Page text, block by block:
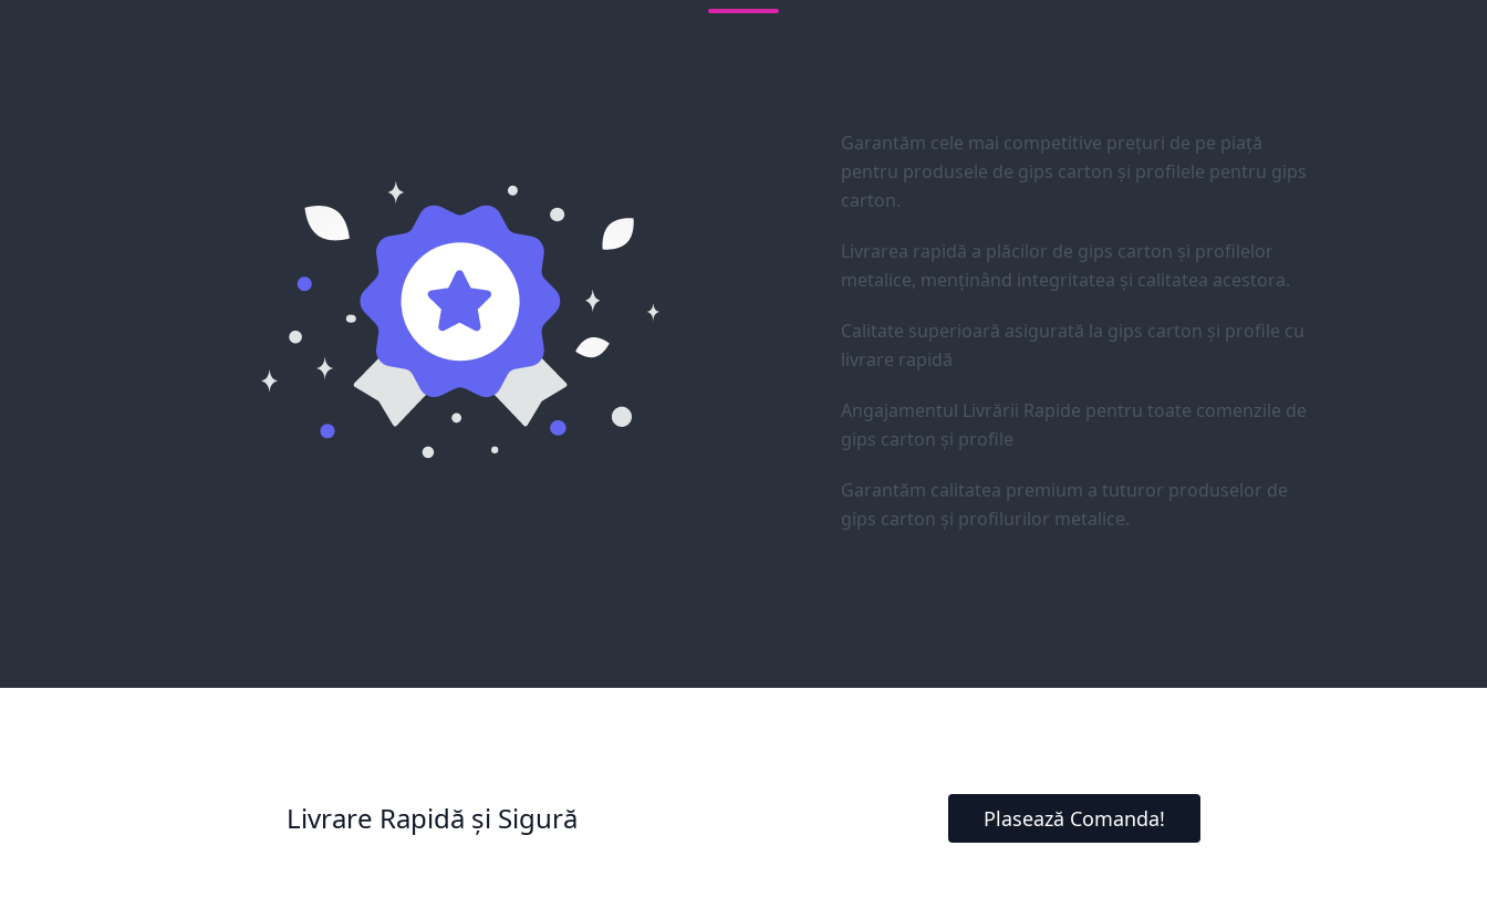
Garantăm cele mai competitive prețuri de pe piață
pentru produsele de gips carton și profilele pentru gips
carton.
Livrarea rapidă a plăcilor de gips carton și profilelor
metalice, menținând integritatea și calitatea acestora.
Calitate superioară asigurată la gips carton și profile cu
livrare rapidă
Angajamentul Livrării Rapide pentru toate comenzile de
gips carton și profile
Garantăm calitatea premium a tuturor produselor de
gips carton și profilurilor metalice.
Livrare Rapidă și Sigură Plasează Comanda!